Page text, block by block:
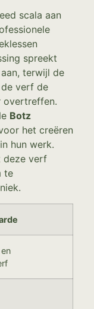
scala aan
spreekt
terwijl de
verf de
overtreffen.
Botz
het creëren
hun werk.
deze verf
te